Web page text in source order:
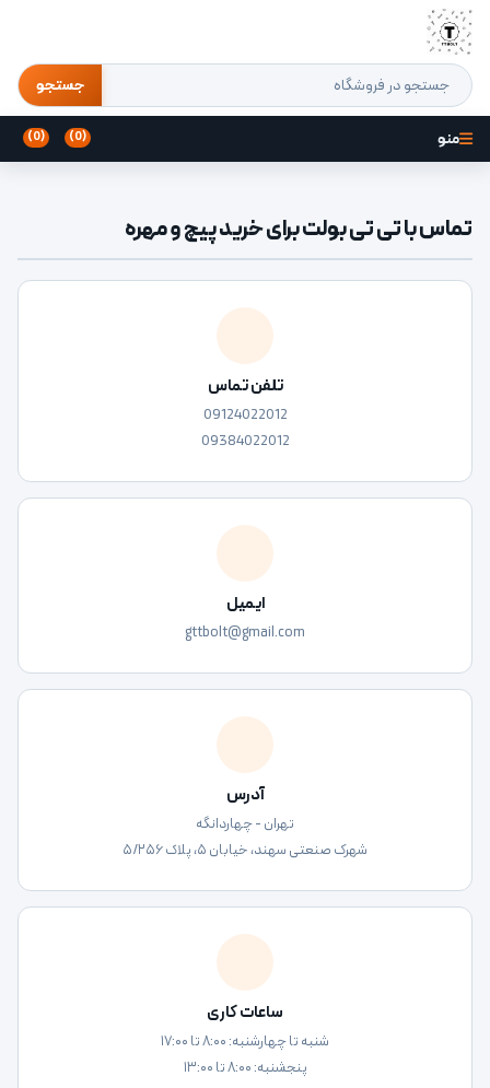
جستجو
منو (0)
(0)
تماس با تی تی بولت برای خرید پیچ و مهره
تلفن تماس
09124022012
09384022012
ایمیل
gttbolt@gmail.com
آدرس
تهران - چهاردانگه
شهرک صنعتی سهند، خیابان ۵، پلاک ۵/۲۵۶
ساعات کاری
شنبه تا چهارشنبه: ۸:۰۰ تا ۱۷:۰۰
پنجشنبه: ۸:۰۰ تا ۱۳:۰۰